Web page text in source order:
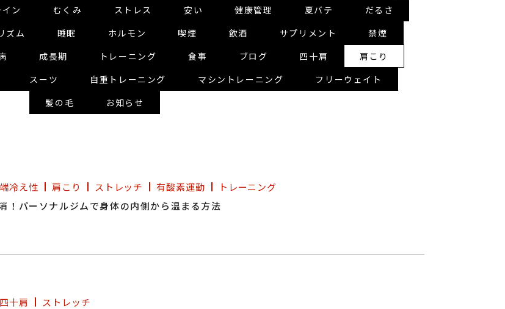
ン むくみ ストレス 安い 健康管理 夏バテ
だるさ
ズム 睡眠 ホルモン 喫煙 飲酒 サプリメント
禁煙
成長期 トレーニング 食事 ブログ 四十肩
肩こり
スーツ 自重トレーニング マシントレーニング
フリーウェイト
髪の毛
お知らせ
冷え性 肩こり ストレッチ 有酸素運動
トレーニング
！パーソナルジムで身体の内側から温まる方法
四十肩
ストレッチ